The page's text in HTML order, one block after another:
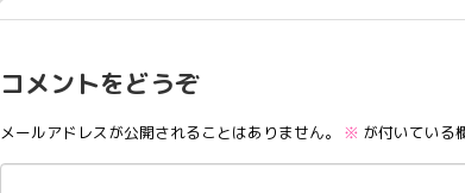
コメントをどうぞ
メールアドレスが公開されることはありません。 ※ が付いている